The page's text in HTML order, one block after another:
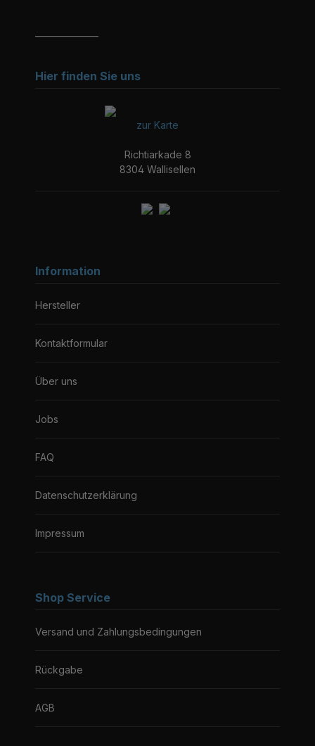
Hier finden Sie uns
zur Karte
Richtiarkade 8
8304 Wallisellen
Information
Hersteller
Kontaktformular
Über uns
Jobs
FAQ
Datenschutzerklärung
Impressum
Shop Service
Versand und Zahlungsbedingungen
Rückgabe
AGB